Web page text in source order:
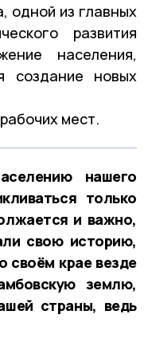
одной из главных
развития
населения,
создание новых
мест.
нашего
только
и важно,
свою историю,
своём крае везде
землю,
страны, ведь